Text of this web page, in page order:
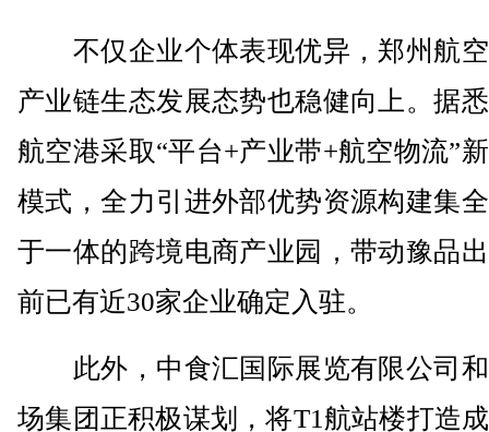
不仅企业个体表现优异，郑州航
产业链生态发展态势也稳健向上。据
航空港采取“平台+产业带+航空物流”
模式，全力引进外部优势资源构建集
于一体的跨境电商产业园，带动豫品
前已有近30家企业确定入驻。
此外，中食汇国际展览有限公司
场集团正积极谋划，将T1航站楼打造